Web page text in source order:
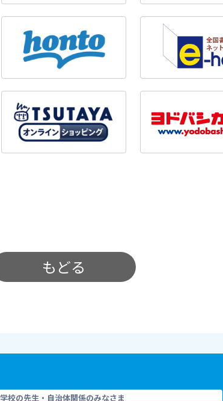
もどる
学校の先生・自治体関係のみなさま